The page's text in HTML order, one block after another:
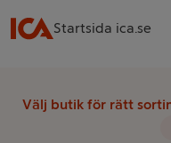
Startsida ica.se
Välj butik för rätt